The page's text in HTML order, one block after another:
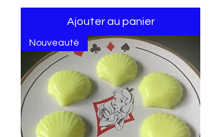
Ajouter au panier
Nouveauté